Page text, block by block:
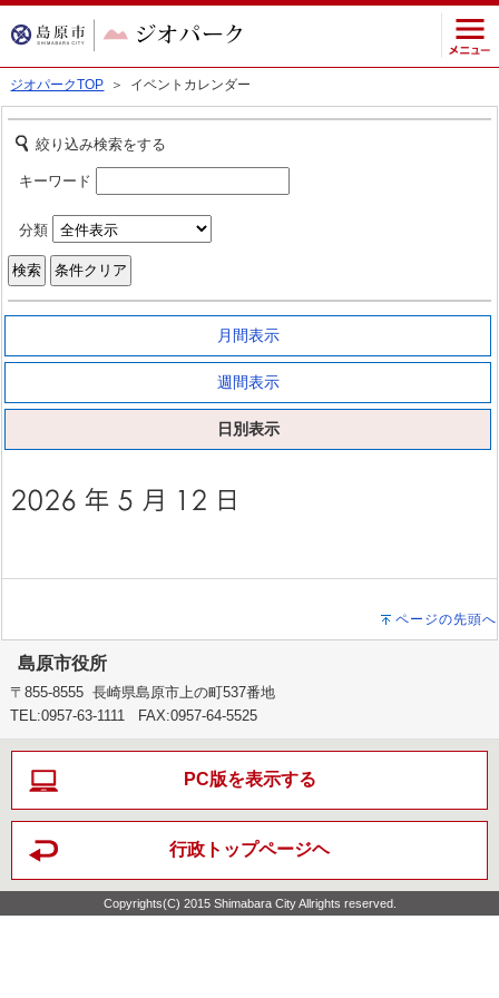
ジオパークTOP ＞ イベントカレンダー
絞り込み検索をする
キーワード
分類
月間表示
週間表示
日別表示
ページの先頭へ
島原市役所
〒855-8555 長崎県島原市上の町537番地
TEL:0957-63-1111 FAX:0957-64-5525
PC版を表示する
行政トップページヘ
Copyrights(C) 2015 Shimabara City Allrights reserved.